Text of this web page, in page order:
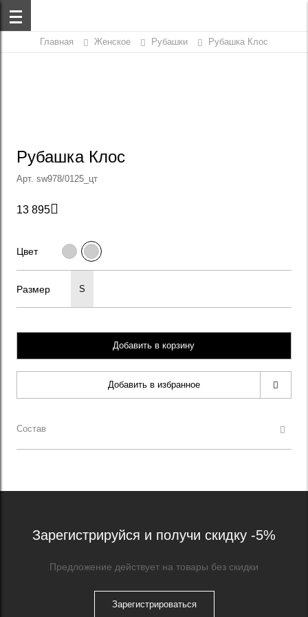
Главная Женское Рубашки Рубашка Клос
Рубашка Клос
Арт. sw978/0125_цт
13 895
Цвет
Размер S
Добавить в корзину
Добавить в избранное
Состав
Зарегистрируйся и получи скидку -5%
Предложение действует на товары без скидки
Зарегистрироваться